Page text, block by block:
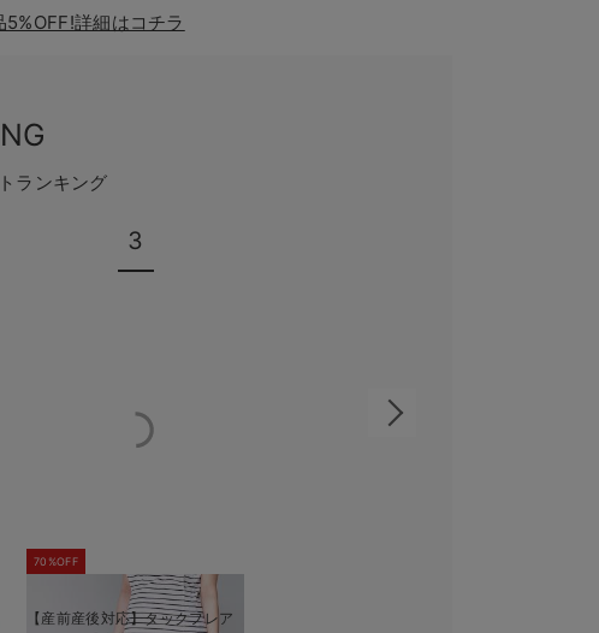
詳細はコチラ
ランキング
3
70%OFF
【産前産後対応】タックフレア